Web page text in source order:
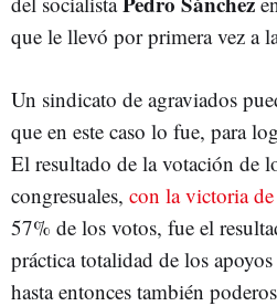
que le llevó por primera vez a
Un sindicato de agraviados
que en este caso lo fue, para
El resultado de la votación de
congresuales, con la victoria
57% de los votos, fue el
práctica totalidad de los
hasta entonces también